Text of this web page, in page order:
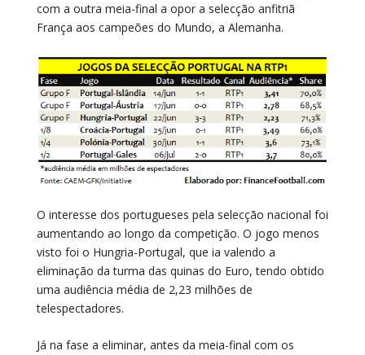
com a outra meia-final a opor a selecção anfitriã
França aos campeões do Mundo, a Alemanha.
O interesse dos portugueses pela selecção nacional foi
aumentando ao longo da competição. O jogo menos
visto foi o Hungria-Portugal, que ia valendo a
eliminação da turma das quinas do Euro, tendo obtido
uma audiência média de 2,23 milhões de
telespectadores.
Já na fase a eliminar, antes da meia-final com os